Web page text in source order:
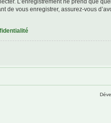
de vous enregistrer, assurez-vous